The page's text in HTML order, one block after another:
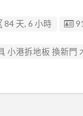
84 天, 6 小時
小港拆地板 換新門